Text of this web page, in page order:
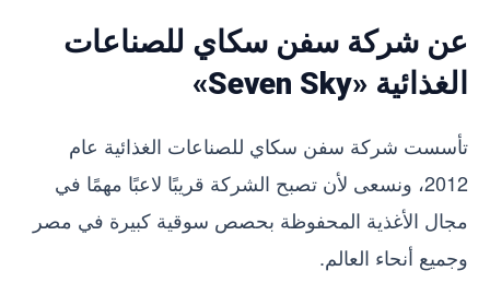
عن شركة سفن سكاي للصناعات
الغذائية «Seven Sky»
تأسست شركة سفن سكاي للصناعات الغذائية عام
2012، ونسعى لأن تصبح الشركة قريبًا لاعبًا مهمًا في
مجال الأغذية المحفوظة بحصص سوقية كبيرة في مصر
وجميع أنحاء العالم.